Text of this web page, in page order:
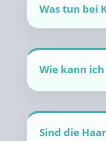
Was tun bei
Wie kann
Sind die